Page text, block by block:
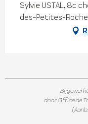
Sylvie USTAL, 8c
des-Petites-
door Office de